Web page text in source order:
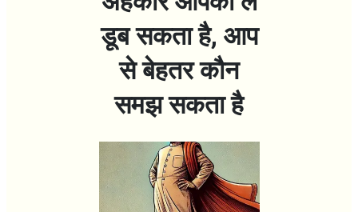
डूब सकता है, आप
से बेहतर कौन
समझ सकता है